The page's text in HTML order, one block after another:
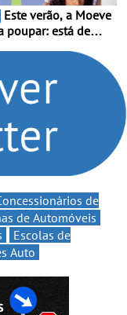
poupar: está de
com descontos de
de
de Automóveis
Escolas de
Auto